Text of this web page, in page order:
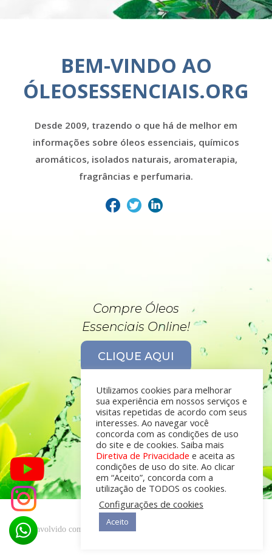
BEM-VINDO AO
ÓLEOSESSENCIAIS.ORG
Desde 2009, trazendo o que há de melhor em
informações sobre óleos essenciais, químicos
aromáticos, isolados naturais, aromaterapia,
fragrâncias e perfumaria.
Compre Óleos
Essenciais Online!
CLIQUE AQUI
desenvolvido com
Utilizamos cookies para melhorar
sua experiência em nossos serviços e
visitas repetidas de acordo com seus
interesses. Ao navegar você
concorda com as condições de uso
do site e de cookies. Saiba mais
Diretiva de Privacidade e aceita as
condições de uso do site. Ao clicar
em “Aceito”, concorda com a
utilização de TODOS os cookies.
Configurações de cookies
Aceito